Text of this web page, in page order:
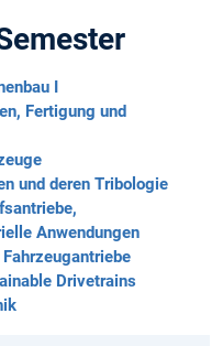
I
Fertigung und
und deren Tribologie
Anwendungen
Drivetrains